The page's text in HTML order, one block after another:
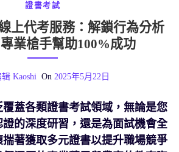
證書考試
上代考服務：解鎖行為分析
業槍手幫助100%成功
Kaoshi On 2025年5月22日
蓋各類證書考試領域，無論是您
的深度研習，還是為面試機會全
著獲取多元證書以提升職場競爭